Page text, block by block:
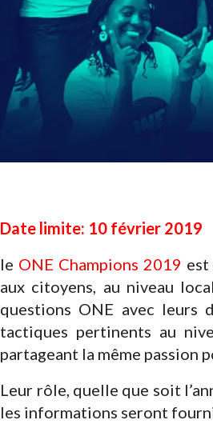
Date limite: 10 février 2019
le ONE Champions 2019 est
aux citoyens, au niveau
questions ONE avec leurs
tactiques pertinents au
partageant la même passion
Leur rôle, quelle que soit
les informations seront